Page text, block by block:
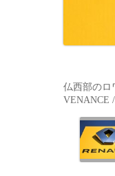
仏西部のロ
VENANCE